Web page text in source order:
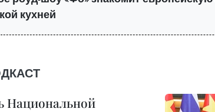
кухней
Национальной